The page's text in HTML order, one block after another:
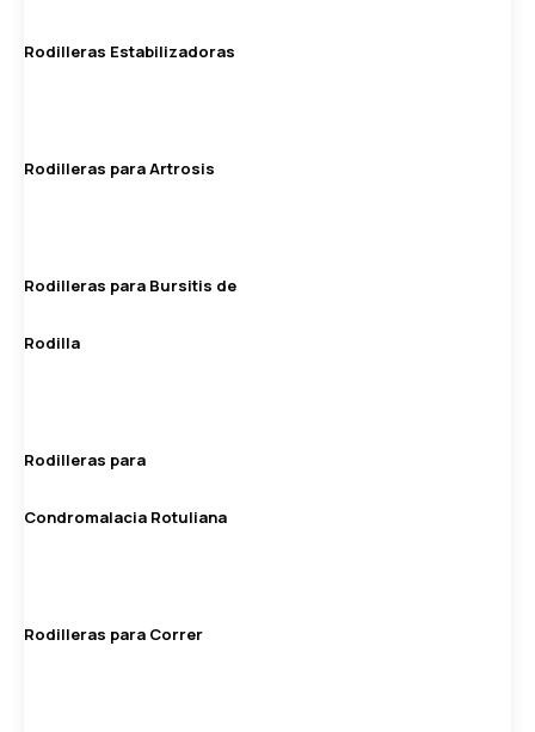
Rodilleras Estabilizadoras
Rodilleras para Artrosis
Rodilleras para Bursitis de
Rodilla
Rodilleras para
Condromalacia Rotuliana
Rodilleras para Correr